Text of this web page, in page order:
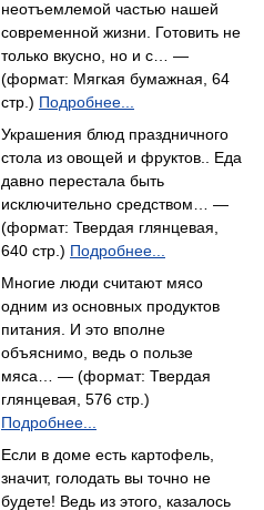
неотъемлемой частью нашей
современной жизни. Готовить не
только вкусно, но и с… —
(формат: Мягкая бумажная, 64
стр.) Подробнее...
Украшения блюд праздничного
стола из овощей и фруктов.. Еда
давно перестала быть
исключительно средством… —
(формат: Твердая глянцевая,
640 стр.) Подробнее...
Многие люди считают мясо
одним из основных продуктов
питания. И это вполне
объяснимо, ведь о пользе
мяса… — (формат: Твердая
глянцевая, 576 стр.)
Подробнее...
Если в доме есть картофель,
значит, голодать вы точно не
будете! Ведь из этого, казалось